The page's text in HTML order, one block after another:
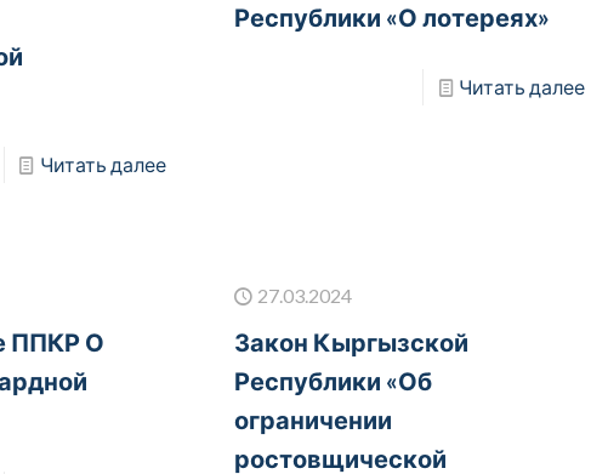
Читать далее
Республики «О лотереях»
Читать далее
ППКР О
27.03.2024
Закон Кыргызской
Республики «Об
ограничении
ростовщической